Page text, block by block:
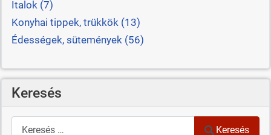
Italok (7)
Konyhai tippek, trükkök (13)
Édességek, sütemények (56)
Keresés
Keresés
Keresés